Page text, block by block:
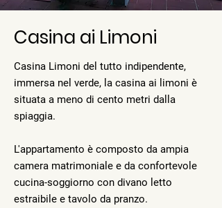
Casina ai Limoni
Casina Limoni del tutto indipendente,
immersa nel verde, la casina ai limoni è
situata a meno di cento metri dalla
spiaggia.
L'appartamento è composto da ampia
camera matrimoniale e da confortevole
cucina-soggiorno con divano letto
estraibile e tavolo da pranzo.